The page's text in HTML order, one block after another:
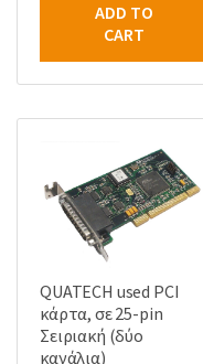
ADD TO
CART
QUATECH used PCI
κάρτα, σε 25-pin
Σειριακή (δύο
κανάλια)